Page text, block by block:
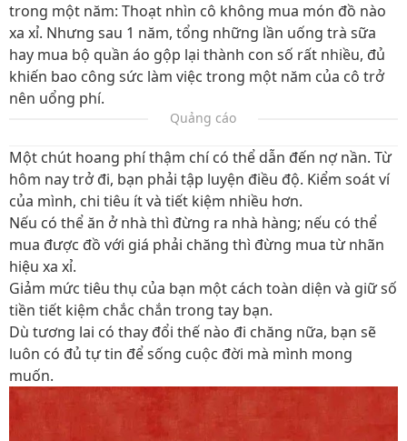
trong một năm: Thoạt nhìn cô không mua món đồ nào
xa xỉ. Nhưng sau 1 năm, tổng những lần uống trà sữa
hay mua bộ quần áo gộp lại thành con số rất nhiều, đủ
khiến bao công sức làm việc trong một năm của cô trở
nên uổng phí.
Quảng cáo
Một chút hoang phí thậm chí có thể dẫn đến nợ nần. Từ
hôm nay trở đi, bạn phải tập luyện điều độ. Kiểm soát ví
của mình, chi tiêu ít và tiết kiệm nhiều hơn.
Nếu có thể ăn ở nhà thì đừng ra nhà hàng; nếu có thể
mua được đồ với giá phải chăng thì đừng mua từ nhãn
hiệu xa xỉ.
Giảm mức tiêu thụ của bạn một cách toàn diện và giữ số
tiền tiết kiệm chắc chắn trong tay bạn.
Dù tương lai có thay đổi thế nào đi chăng nữa, bạn sẽ
luôn có đủ tự tin để sống cuộc đời mà mình mong
muốn.